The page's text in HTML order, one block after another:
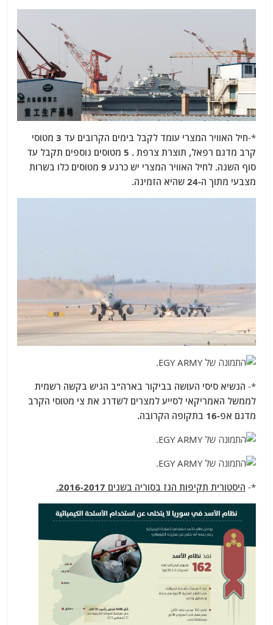
*-
חיל האוויר המצרי עומד לקבל בימים הקרובים עד 3 מטוסי
קרב מדגם רפאל, תוצרת צרפת . 5 מטוסים נוספים תקבל עד
סוף השנה. לחיל האוויר המצרי יש כרגע 9 מטוסים כלו בשרות
מצבעי מתוך ה-24 שהיא הזמינה.
*- הנשיא סיסי העושה בביקור בארה"ב הגיש בקשה רשמית
לממשל האמריקאי לסייע למצרים לשדרג את צי מטוסי הקרב
מדגם אפ-16 בתקופה הקרובה.
*- היסטורית תקיפות הגז בסוריה בשנים 2016-2017.